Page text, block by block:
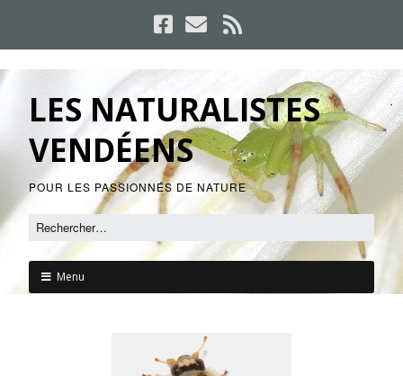
LES NATURALISTES
VENDÉENS
POUR LES PASSIONNÉS DE NATURE
Menu